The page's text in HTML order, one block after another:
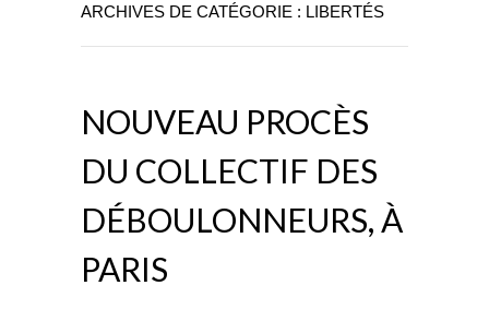
ARCHIVES DE CATÉGORIE : LIBERTÉS
NOUVEAU PROCÈS
DU COLLECTIF DES
DÉBOULONNEURS, À
PARIS